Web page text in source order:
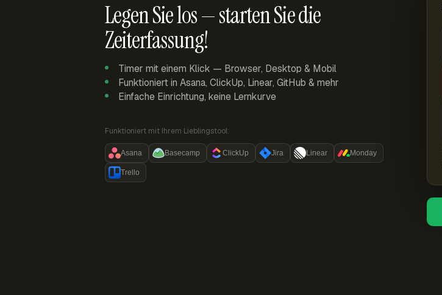
Legen Sie los — starten Sie die
Zeiterfassung!
Timer mit einem Klick — Browser, Desktop & Mobil
Funktioniert in Asana, ClickUp, Linear, GitHub & mehr
Einfache Einrichtung, keine Lernkurve
Funktioniert mit Ihrem Lieblingstool:
Asana Basecamp ClickUp Jira Linear Monday
Trello